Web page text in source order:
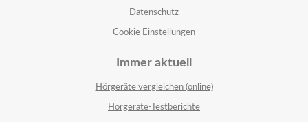
Datenschutz
Cookie Einstellungen
Immer aktuell
Hörgeräte vergleichen (online)
Hörgeräte-Testberichte